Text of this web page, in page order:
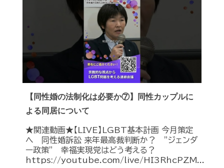
【同性婚の法制化は必要か⑦】同性カップルに
よる同居について
★関連動画★【LIVE】LGBT基本計画 今月策定
へ 同性婚訴訟 来年最高裁判断か？ ”ジェンダ
ー政策” 幸福実現党はどう考える？
https://youtube.com/live/HI3RhcPZM...